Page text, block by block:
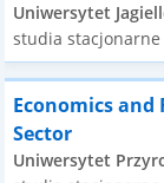
Uniwersytet
studia stacjonarne
Economics
Sector
Uniwersytet